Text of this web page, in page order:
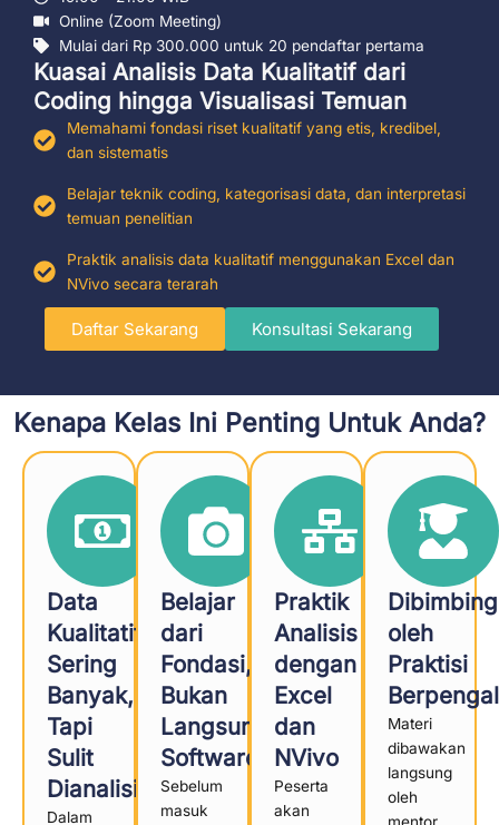
Online (Zoom Meeting)
Mulai dari Rp 300.000 untuk 20 pendaftar pertama
Kuasai Analisis Data Kualitatif dari
Coding hingga Visualisasi Temuan
Memahami fondasi riset kualitatif yang etis, kredibel,
dan sistematis
Belajar teknik coding, kategorisasi data, dan interpretasi
temuan penelitian
Praktik analisis data kualitatif menggunakan Excel dan
NVivo secara terarah
Daftar Sekarang Konsultasi Sekarang
Kenapa Kelas Ini Penting Untuk Anda?
Data
Kualitatif
Sering
Banyak,
Tapi
Sulit
Dianalisis
Dalam
Belajar
dari
Fondasi,
Bukan
Langsung
Software
Sebelum
masuk
Praktik
Analisis
dengan
Excel
dan
NVivo
Peserta
akan
Dibimbing
oleh
Praktisi
Materi
dibawakan
langsung
oleh